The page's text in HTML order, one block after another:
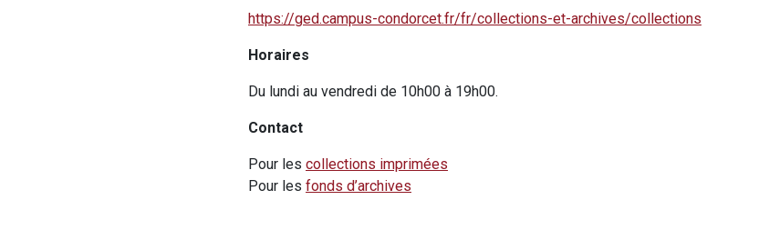
https://ged.campus-condorcet.fr/fr/collections-et-archives/collections
Horaires
Du lundi au vendredi de 10h00 à 19h00.
Contact
Pour les collections imprimées
Pour les fonds d’archives